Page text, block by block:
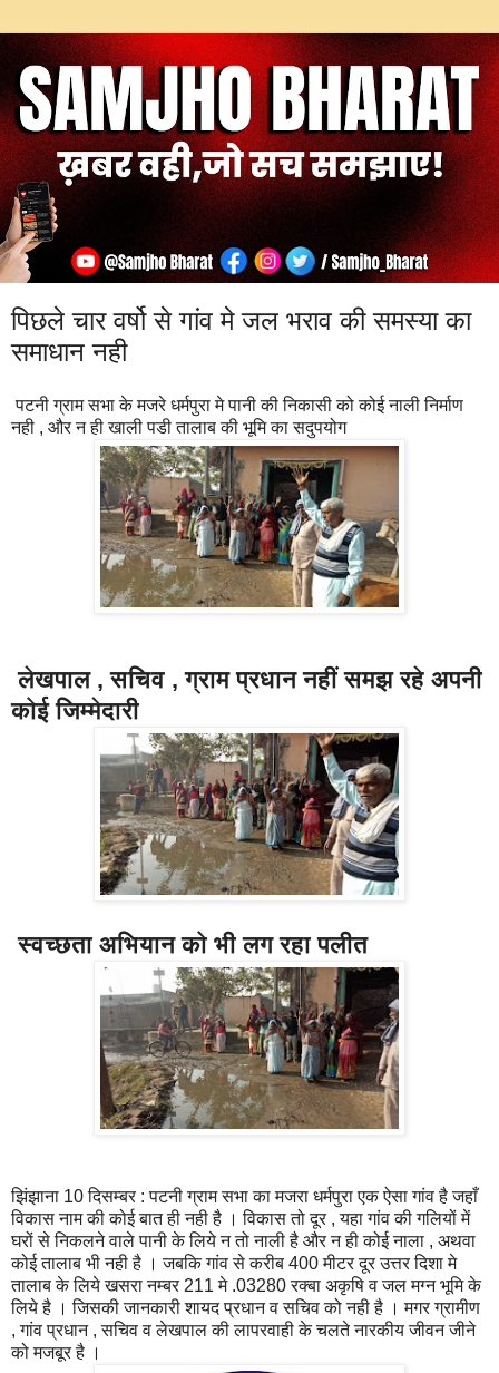
पिछले चार वर्षो से गांव मे जल भराव की समस्या का
समाधान नही
पटनी ग्राम सभा के मजरे धर्मपुरा मे पानी की निकासी को कोई नाली निर्माण
नही , और न ही खाली पडी तालाब की भूमि का‌ सदुपयोग
लेखपाल , सचिव , ग्राम प्रधान नहीं समझ रहे अपनी
कोई जिम्मेदारी
स्वच्छता अभियान को भी लग रहा पलीत
झिंझाना 10 दिसम्बर : पटनी ग्राम सभा का मजरा धर्मपुरा एक ऐसा गांव है जहाँ
विकास नाम की कोई बात ही नही है । विकास तो दूर , यहा गांव की गलियों में
घरों से निकलने वाले पानी के लिये न तो नाली है और न ही कोई नाला‌ , अथवा
कोई तालाब भी नही है । जबकि गांव से करीब 400 मीटर दूर उत्तर दिशा मे
तालाब के लिये खसरा नम्बर 211 मे .03280 रक्बा अकृषि व जल मग्न भूमि के
लिये है । जिसकी जानकारी शायद प्रधान व सचिव को नही है । मगर ग्रामीण
, गांव प्रधान , सचिव व लेखपाल की लापरवाही के चलते नारकीय जीवन जीने
को मजबूर है ।